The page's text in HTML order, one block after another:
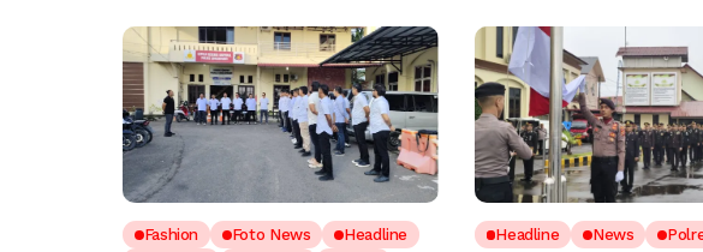
Fashion Foto News
Headline
Headline News